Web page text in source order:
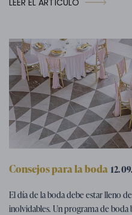
Consejos para la boda 12.
Programa de boda -
divertirse en la boda
El día de la boda debe estar lleno
inolvidables. Un programa de